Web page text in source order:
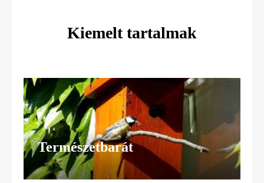
Kiemelt tartalmak
Természetbarát